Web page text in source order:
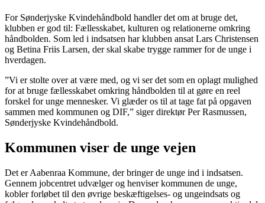
For Sønderjyske Kvindehåndbold handler det om at bruge det,
klubben er god til: Fællesskabet, kulturen og relationerne omkring
håndbolden. Som led i indsatsen har klubben ansat Lars Christensen
og Betina Friis Larsen, der skal skabe trygge rammer for de unge i
hverdagen.
”Vi er stolte over at være med, og vi ser det som en oplagt mulighed
for at bruge fællesskabet omkring håndbolden til at gøre en reel
forskel for unge mennesker. Vi glæder os til at tage fat på opgaven
sammen med kommunen og DIF,” siger direktør Per Rasmussen,
Sønderjyske Kvindehåndbold.
Kommunen viser de unge vejen
Det er Aabenraa Kommune, der bringer de unge ind i indsatsen.
Gennem jobcentret udvælger og henviser kommunen de unge,
kobler forløbet til den øvrige beskæftigelses- og ungeindsats og